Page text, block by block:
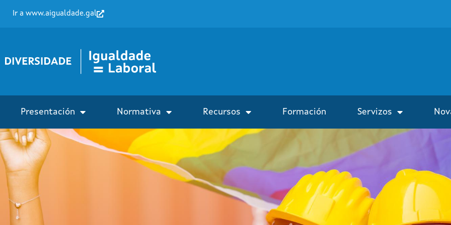
Ir a www.aigualdade.gal
Presentación Normativa Recursos Formación Servizos